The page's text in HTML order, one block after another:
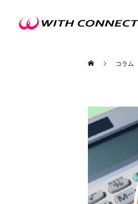
コラム